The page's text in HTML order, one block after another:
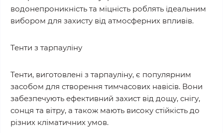
водонепроникність та міцність роблять ідеальним
вибором для захисту від атмосферних впливів.
Тенти з тарпауліну
Тенти, виготовлені з тарпауліну, є популярним
засобом для створення тимчасових навісів. Вони
забезпечують ефективний захист від дощу, снігу,
сонця та вітру, а також мають високу стійкість до
різних кліматичних умов.